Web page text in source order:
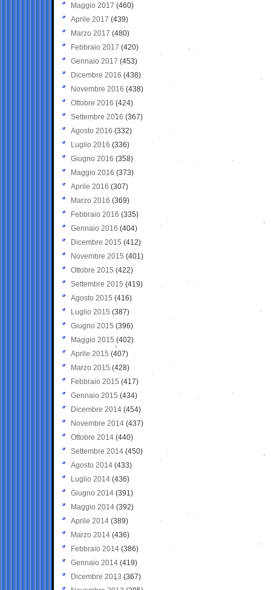
Maggio 2017 (460)
Aprile 2017 (439)
Marzo 2017 (480)
Febbraio 2017 (420)
Gennaio 2017 (453)
Dicembre 2016 (438)
Novembre 2016 (438)
Ottobre 2016 (424)
Settembre 2016 (367)
Agosto 2016 (332)
Luglio 2016 (336)
Giugno 2016 (358)
Maggio 2016 (373)
Aprile 2016 (307)
Marzo 2016 (369)
Febbraio 2016 (335)
Gennaio 2016 (404)
Dicembre 2015 (412)
Novembre 2015 (401)
Ottobre 2015 (422)
Settembre 2015 (419)
Agosto 2015 (416)
Luglio 2015 (387)
Giugno 2015 (396)
Maggio 2015 (402)
Aprile 2015 (407)
Marzo 2015 (428)
Febbraio 2015 (417)
Gennaio 2015 (434)
Dicembre 2014 (454)
Novembre 2014 (437)
Ottobre 2014 (440)
Settembre 2014 (450)
Agosto 2014 (433)
Luglio 2014 (436)
Giugno 2014 (391)
Maggio 2014 (392)
Aprile 2014 (389)
Marzo 2014 (436)
Febbraio 2014 (386)
Gennaio 2014 (419)
Dicembre 2013 (367)